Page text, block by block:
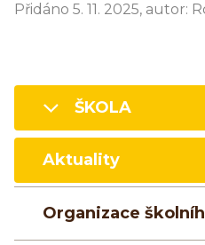
Přidáno 5. 11. 2025, autor:
ŠKOLA
Aktuality
Organizace